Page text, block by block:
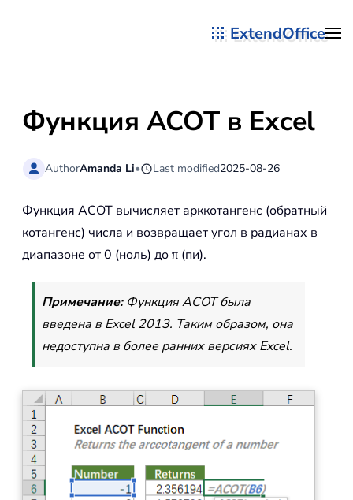
ExtendOffice
Функция ACOT в Excel
AuthorAmanda Li• Last modified2025-08-26
Функция ACOT вычисляет арккотангенс (обратный
котангенс) числа и возвращает угол в радианах в
диапазоне от 0 (ноль) до π (пи).
Примечание:Функция ACOT была
введена в Excel 2013. Таким образом, она
недоступна в более ранних версиях Excel.